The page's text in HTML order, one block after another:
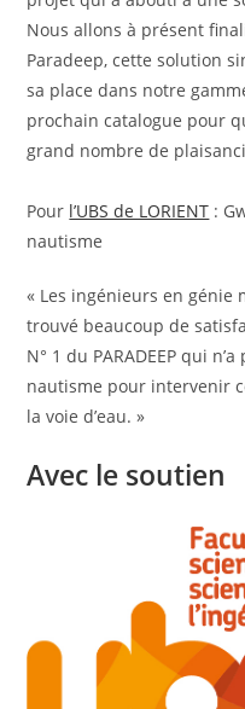
Nous allons à présent
Paradeep, cette solution
sa place dans notre
prochain catalogue pour
grand nombre de
Pour l’UBS de LORIENT :
nautisme
« Les ingénieurs en génie
trouvé beaucoup de
N° 1 du PARADEEP qui
nautisme pour intervenir
la voie d’eau. »
Avec le soutien